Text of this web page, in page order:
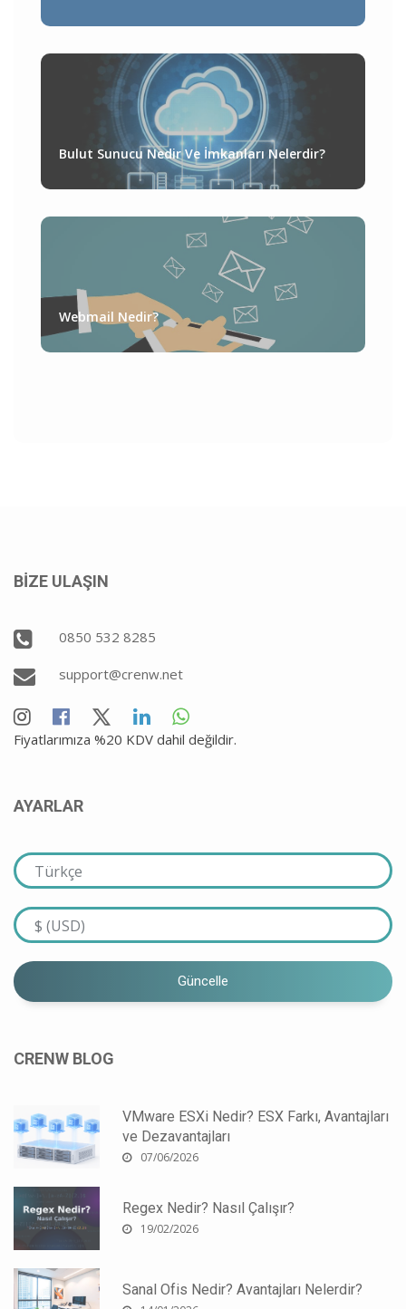
Bulut Sunucu Nedir Ve İmkanları Nelerdir?
Webmail Nedir?
BİZE ULAŞIN
0850 532 8285
support@crenw.net
Fiyatlarımıza %20 KDV dahil değildir.
AYARLAR
Güncelle
CRENW BLOG
VMware ESXi Nedir? ESX Farkı, Avantajları
ve Dezavantajları
07/06/2026
Regex Nedir? Nasıl Çalışır?
19/02/2026
Sanal Ofis Nedir? Avantajları Nelerdir?